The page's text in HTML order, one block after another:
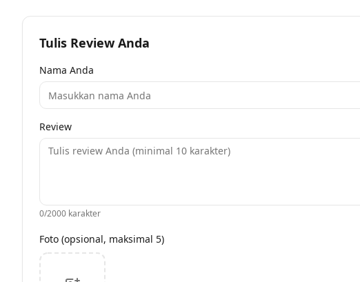
Tulis Review Anda
Nama Anda
Review
0/2000 karakter
Foto (opsional, maksimal 5)